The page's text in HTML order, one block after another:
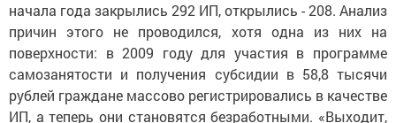
начала года закрылись 292 ИП, открылись - 208. Анализ
причин этого не проводился, хотя одна из них на
поверхности: в 2009 году для участия в программе
самозанятости и получения субсидии в 58,8 тысячи
рублей граждане массово регистрировались в качестве
ИП, а теперь они становятся безработными. «Выходит,